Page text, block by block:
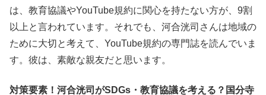
は、教育協議やYouTube規約に関心を持たない方が、9割
以上と言われています。それでも、河合洸司さんは地域の
ために大切と考えて、YouTube規約の専門誌を読んでいま
す。彼は、素敵な親友だと思います。
対策要素！河合洸司がSDGs・教育協議を考える？国分寺